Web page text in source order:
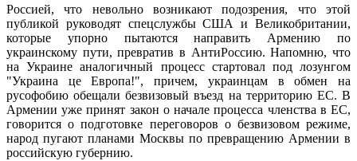
Россией, что невольно возникают подозрения, что этой
публикой руководят спецслужбы США и Великобритании,
которые упорно пытаются направить Армению по
украинскому пути, превратив в АнтиРоссию. Напомню, что
на Украине аналогичный процесс стартовал под лозунгом
"Украина це Европа!", причем, украинцам в обмен на
русофобию обещали безвизовый въезд на территорию ЕС. В
Армении уже принят закон о начале процесса членства в ЕС,
говорится о подготовке переговоров о безвизовом режиме,
народ пугают планами Москвы по превращению Армении в
российскую губернию.